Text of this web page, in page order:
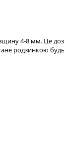
4-8 мм. Це
родзинкою